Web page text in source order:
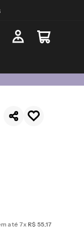
EM TODO O SITE
50% OFF + 20% EXTRA
até 7x R$ 55,17